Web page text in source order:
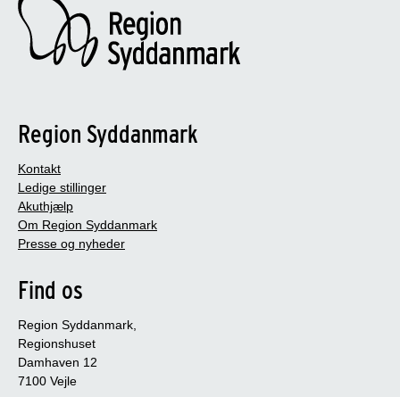
Region Syddanmark
Kontakt
Ledige stillinger
Akuthjælp
Om Region Syddanmark
Presse og nyheder
Find os
Region Syddanmark,
Regionshuset
Damhaven 12
7100 Vejle